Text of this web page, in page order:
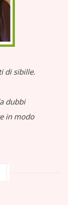
di sibille.
dubbi
in modo